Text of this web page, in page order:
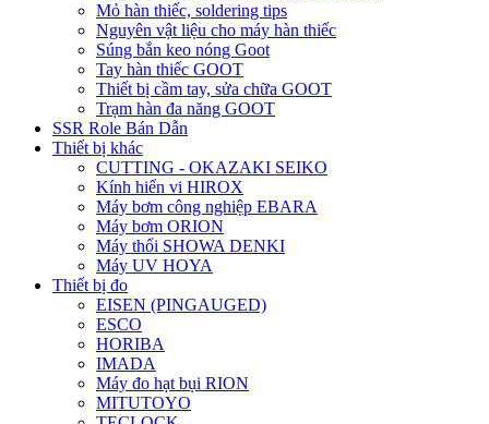
Mỏ hàn thiếc, soldering tips
Nguyên vật liệu cho máy hàn thiếc
Súng bắn keo nóng Goot
Tay hàn thiếc GOOT
Thiết bị cầm tay, sửa chữa GOOT
Trạm hàn đa năng GOOT
SSR Role Bán Dẫn
Thiết bị khác
CUTTING - OKAZAKI SEIKO
Kính hiển vi HIROX
Máy bơm công nghiệp EBARA
Máy bơm ORION
Máy thổi SHOWA DENKI
Máy UV HOYA
Thiết bị đo
EISEN (PINGAUGED)
ESCO
HORIBA
IMADA
Máy đo hạt bụi RION
MITUTOYO